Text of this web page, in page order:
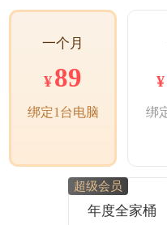
一个月
¥89
绑定1台电脑
¥
绑
超级会员
年度全家桶